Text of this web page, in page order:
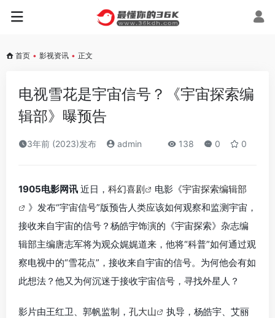
首页 • 影视资讯 • 正文
电视雪花是宇宙信号？《宇宙探索编
辑部》曝预告
3年前 (2023)发布 admin 138 0 0
1905电影网讯 近日， 科幻喜剧 电影《宇宙探索编辑部
》发布“宇宙信号”版预告人类应该如何观察和监测宇宙，
接收来自宇宙的信号？杨皓宇饰演的《宇宙探索》杂志编
辑部主编唐志军将为观众娓娓道来，他将“科普”如何通过观
察电视中的“雪花点”，接收来自宇宙的信号。为何他会有如
此想法？他又为何沉迷于接收宇宙信号，寻找外星人？
影片由王红卫、郭帆监制， 孔大山
执导，杨皓宇、艾丽